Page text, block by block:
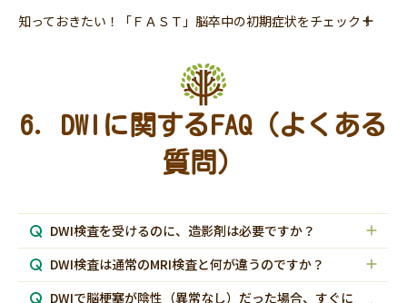
知っておきたい！「ＦＡＳＴ」脳卒中の初期症状をチェック！
6. DWIに関するFAQ（よくある
質問）
DWI検査を受けるのに、造影剤は必要ですか？
DWI検査は通常のMRI検査と何が違うのですか？
DWIで脳梗塞が陰性（異常なし）だった場合、すぐに